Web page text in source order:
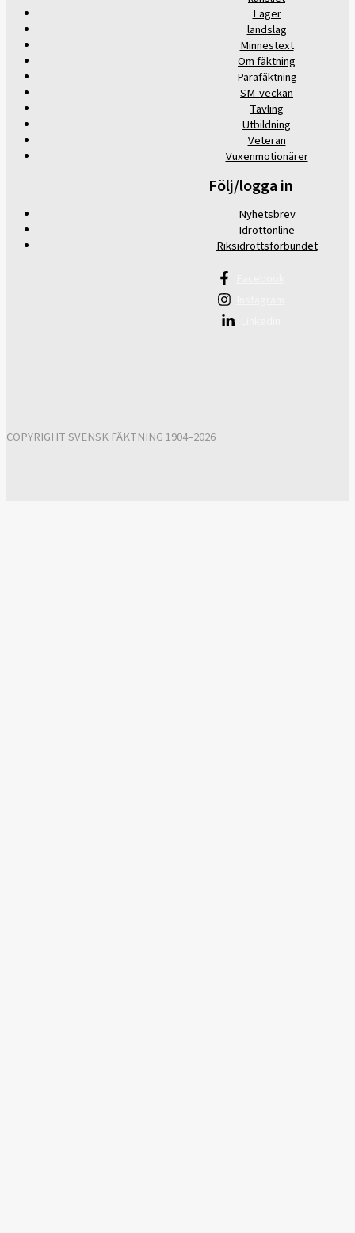
Läger
landslag
Minnestext
Om fäktning
Parafäktning
SM-veckan
Tävling
Utbildning
Veteran
Vuxenmotionärer
Följ/logga in
Nyhetsbrev
Idrottonline
Riksidrottsförbundet
COPYRIGHT SVENSK FÄKTNING 1904–2026